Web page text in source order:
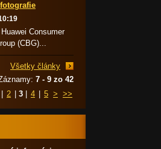
Consumer
(CBG)...
Všetky články
7 - 9 zo 42
2 3 4 5 > >>